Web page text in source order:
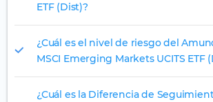
ETF (Dist)?
¿Cuál es el nivel de riesgo del
MSCI Emerging Markets UCITS ETF
¿Cuál es la Diferencia de